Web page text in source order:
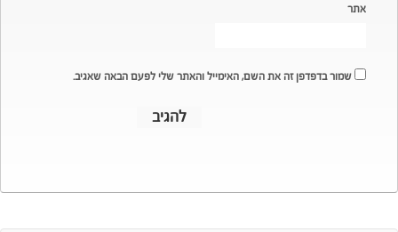
אתר
שמור בדפדפן זה את השם, האימייל והאתר שלי לפעם הבאה שאגיב.